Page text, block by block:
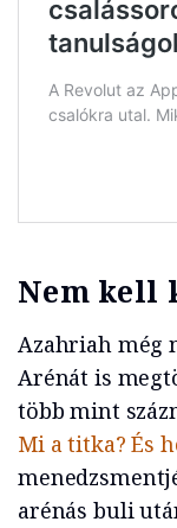
Nem kell
Azahriah még
Arénát is
több mint
Mi a titka? És
arénás buli